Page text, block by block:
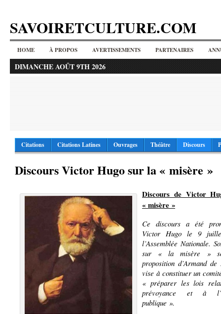
SAVOIRETCULTURE.COM
HOME À PROPOS AVERTISSEMENTS PARTENAIRES
DIMANCHE AOÛT 9TH 2026
Citations Citations Latines Ouvrages Théâtre Discours
Discours Victor Hugo sur la « misère »
Discours de Victor
« misère »
Ce discours a été
Victor Hugo le 9
l’Assemblée Nationale.
sur « la misère »
proposition d’Armand
vise à constituer un
« préparer les lois
prévoyance et à
publique ».